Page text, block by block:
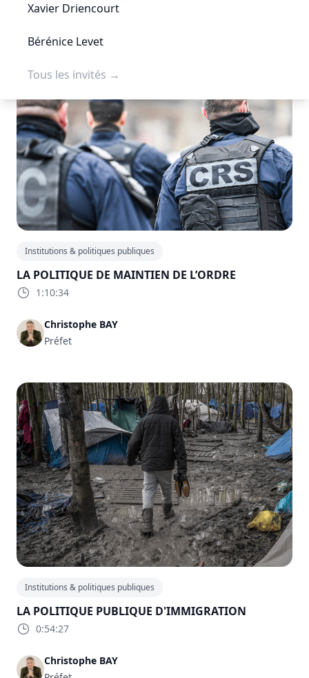
Xavier Driencourt
Bérénice Levet
Tous les invités →
Institutions & politiques publiques
LA POLITIQUE DE MAINTIEN DE L’ORDRE
1:10:34
Christophe BAY
Préfet
Institutions & politiques publiques
LA POLITIQUE PUBLIQUE D'IMMIGRATION
0:54:27
Christophe BAY